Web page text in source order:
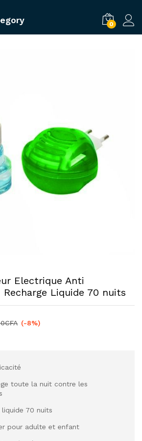
0
Electrique Anti
Recharge Liquide 70 nuits
CFA (-8%)
toute la nuit contre les
liquide 70 nuits
pour adulte et enfant